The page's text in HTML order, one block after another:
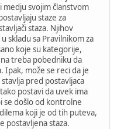
svojim članstvom
staze za
staza. Njihov
skladu sa Pravilnikom za
koje su kategorije,
treba pobedniku da
Ipak, može se reci da je
pred postavljaca
postavi da uvek ima
se došlo od kontrolne
koji je od tih puteva,
postavljena staza.